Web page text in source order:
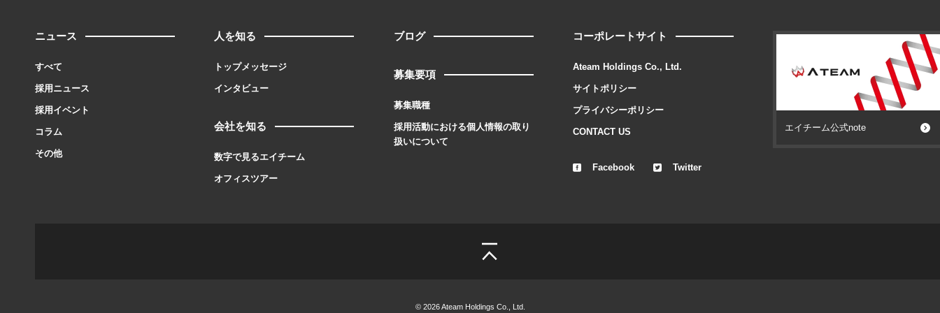
ニュース
すべて
採用ニュース
採用イベント
コラム
その他
人を知る
トップメッセージ
インタビュー
会社を知る
数字で見るエイチーム
オフィスツアー
ブログ
募集要項
募集職種
採用活動における個人情報の取り
扱いについて
コーポレートサイト
Ateam Holdings Co., Ltd.
サイトポリシー
プライバシーポリシー
CONTACT US
Facebook Twitter
エイチーム公式note
© 2026 Ateam Holdings Co., Ltd.